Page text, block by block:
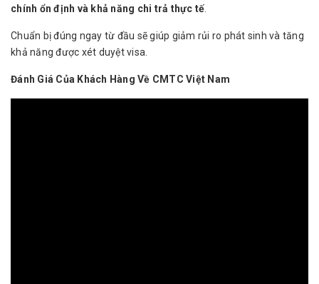
chính ổn định và khả năng chi trả thực tế
Chuẩn bị đúng ngay từ đầu sẽ giúp giảm rủi ro phát sinh và tăng
khả năng được xét duyệt visa.
Đánh Giá Của Khách Hàng Về CMTC Việt Nam